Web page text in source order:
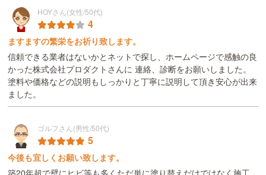
HOYさん(女性/50代)
4
ますますの繁栄をお祈り致します。
信頼できる業者はないかとネットで探し、ホームページで感触の良
かった株式会社プロダクトさんに 連絡、診断をお願いしました。
塗料や価格などの説明もしっかりと丁寧に説明して頂き安心が出来
ました。
ゴルフさん(男性/50代)
5
今後も宜しくお願い致します。